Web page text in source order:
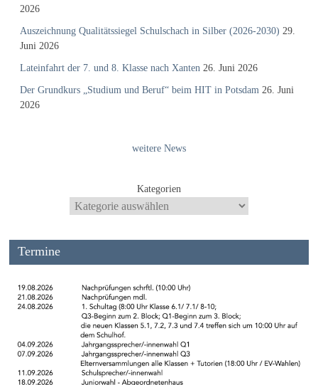
2026
Auszeichnung Qualitätssiegel Schulschach in Silber (2026-2030) 29.
Juni 2026
Lateinfahrt der 7. und 8. Klasse nach Xanten 26. Juni 2026
Der Grundkurs „Studium und Beruf“ beim HIT in Potsdam 26. Juni
2026
weitere News
Kategorien
Termine